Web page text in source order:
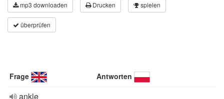
mp3 downloaden Drucken spielen
überprüfen
Frage Antworten
ankle